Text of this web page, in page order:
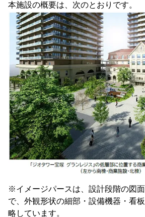
本施設の概要は、次のとおりです。
※イメージパースは、設計段階の図
で、外観形状の細部・設備機器・看
略しています。